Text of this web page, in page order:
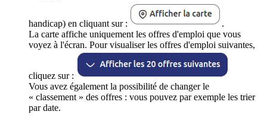
handicap) en cliquant sur :
.
La carte affiche uniquement les offres d'emploi que vous
voyez à l'écran. Pour visualiser les offres d'emploi suivantes,
cliquez sur :
Vous avez également la possibilité de changer le
« classement » des offres : vous pouvez par exemple les trier
par date.